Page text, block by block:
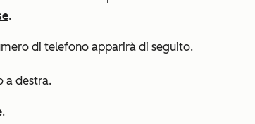
.
di telefono apparirà di seguito.
a destra.
.